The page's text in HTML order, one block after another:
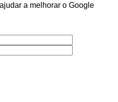
a melhorar o Google